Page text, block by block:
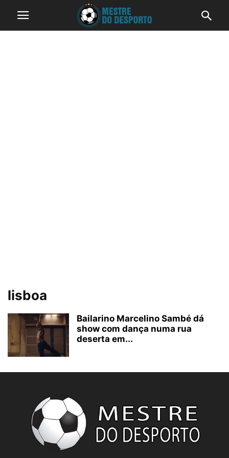
lisboa
Bailarino Marcelino Sambé dá
show com dança numa rua
deserta em...